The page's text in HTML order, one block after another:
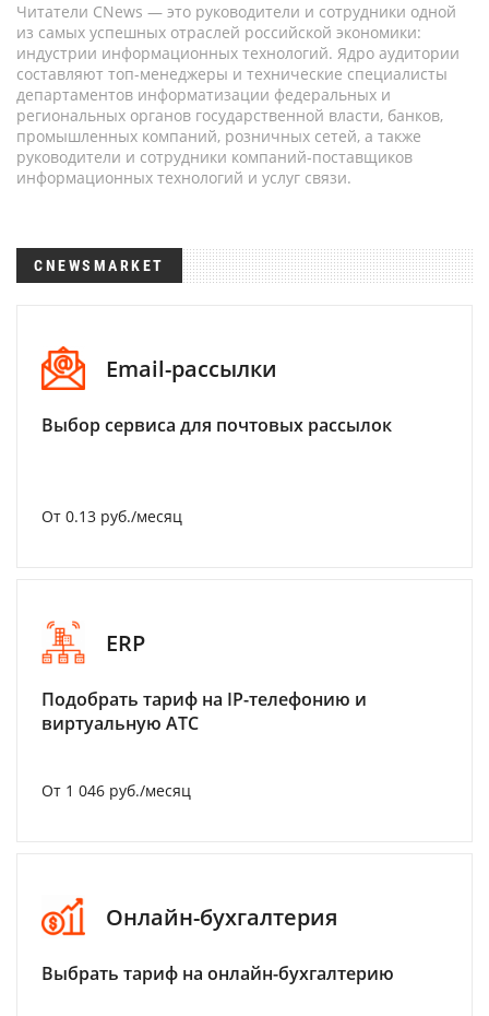
Читатели CNews — это руководители и сотрудники одной
из самых успешных отраслей российской экономики:
индустрии информационных технологий. Ядро аудитории
составляют топ-менеджеры и технические специалисты
департаментов информатизации федеральных и
региональных органов государственной власти, банков,
промышленных компаний, розничных сетей, а также
руководители и сотрудники компаний-поставщиков
информационных технологий и услуг связи.
CNEWSMARKET
Email-рассылки
Выбор сервиса для почтовых рассылок
От 0.13 руб./месяц
ERP
Подобрать тариф на IP-телефонию и
виртуальную АТС
От 1 046 руб./месяц
Онлайн-бухгалтерия
Выбрать тариф на онлайн-бухгалтерию